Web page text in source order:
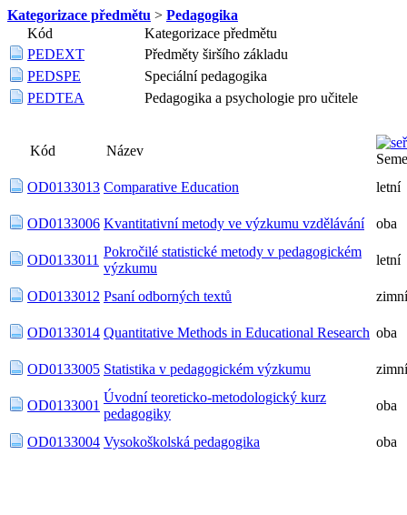
Kategorizace předmětu > Pedagogika
Kód
Kategorizace předmětu
PEDEXT
Předměty širšího základu
PEDSPE
Speciální pedagogika
PEDTEA
Pedagogika a psychologie pro učitele
Kód Název
OD0133013 Comparative Education letní
OD0133006 Kvantitativní metody ve výzkumu vzdělávání oba
OD0133011
Pokročilé statistické metody v pedagogickém
výzkumu
letní
OD0133012 Psaní odborných textů zimní
OD0133014 Quantitative Methods in Educational Research oba
OD0133005 Statistika v pedagogickém výzkumu zimní
OD0133001
Úvodní teoreticko-metodologický kurz
pedagogiky
oba
OD0133004 Vysokoškolská pedagogika oba